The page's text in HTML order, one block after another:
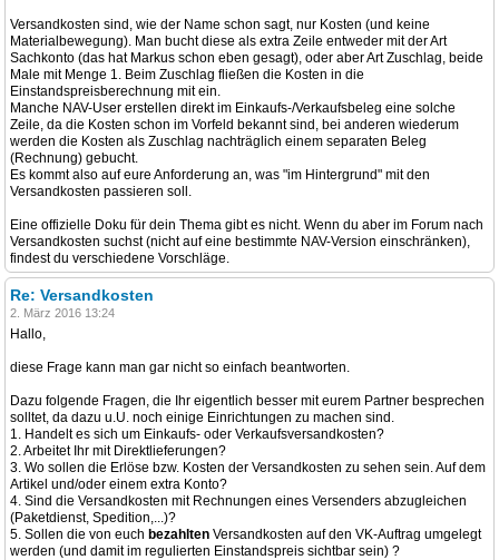
Versandkosten sind, wie der Name schon sagt, nur Kosten (und keine
Materialbewegung). Man bucht diese als extra Zeile entweder mit der Art
Sachkonto (das hat Markus schon eben gesagt), oder aber Art Zuschlag, beide
Male mit Menge 1. Beim Zuschlag fließen die Kosten in die
Einstandspreisberechnung mit ein.
Manche NAV-User erstellen direkt im Einkaufs-/Verkaufsbeleg eine solche
Zeile, da die Kosten schon im Vorfeld bekannt sind, bei anderen wiederum
werden die Kosten als Zuschlag nachträglich einem separaten Beleg
(Rechnung) gebucht.
Es kommt also auf eure Anforderung an, was "im Hintergrund" mit den
Versandkosten passieren soll.
Eine offizielle Doku für dein Thema gibt es nicht. Wenn du aber im Forum nach
Versandkosten suchst (nicht auf eine bestimmte NAV-Version einschränken),
findest du verschiedene Vorschläge.
Re: Versandkosten
2. März 2016 13:24
Hallo,
diese Frage kann man gar nicht so einfach beantworten.
Dazu folgende Fragen, die Ihr eigentlich besser mit eurem Partner besprechen
solltet, da dazu u.U. noch einige Einrichtungen zu machen sind.
1. Handelt es sich um Einkaufs- oder Verkaufsversandkosten?
2. Arbeitet Ihr mit Direktlieferungen?
3. Wo sollen die Erlöse bzw. Kosten der Versandkosten zu sehen sein. Auf dem
Artikel und/oder einem extra Konto?
4. Sind die Versandkosten mit Rechnungen eines Versenders abzugleichen
(Paketdienst, Spedition,...)?
5. Sollen die von euch bezahlten Versandkosten auf den VK-Auftrag umgelegt
werden (und damit im regulierten Einstandspreis sichtbar sein) ?